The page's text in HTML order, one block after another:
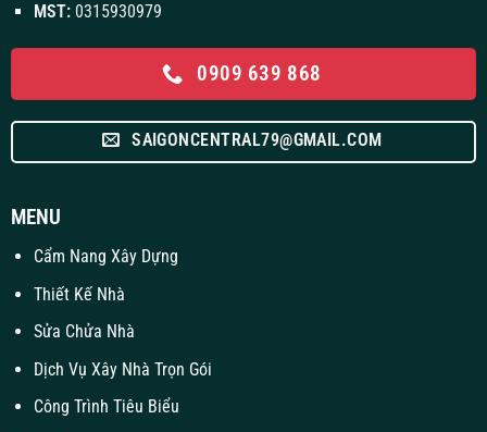
MST: 0315930979
0909 639 868
SAIGONCENTRAL79@GMAIL.COM
MENU
Cẩm Nang Xây Dựng
Thiết Kế Nhà
Sửa Chửa Nhà
Dịch Vụ Xây Nhà Trọn Gói
Công Trình Tiêu Biểu